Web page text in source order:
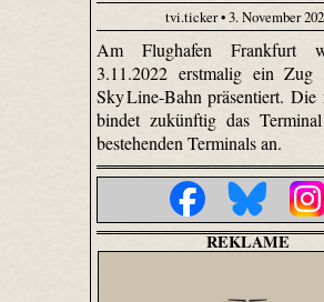
tvi.ticker • 3. November
Am Flughafen Frankfurt
3.11.2022 erstmalig ein Zug
Sky Line-Bahn präsentiert. Die
bindet zukünftig das
bestehenden Terminals an.
REKLAME